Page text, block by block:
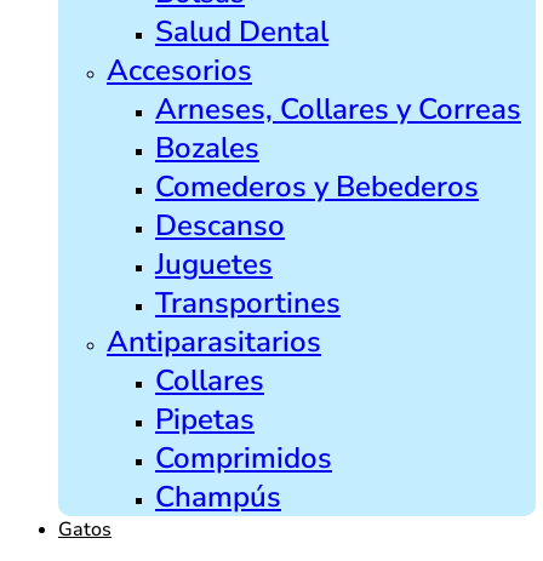
Salud Dental
Accesorios
Arneses, Collares y Correas
Bozales
Comederos y Bebederos
Descanso
Juguetes
Transportines
Antiparasitarios
Collares
Pipetas
Comprimidos
Champús
Gatos